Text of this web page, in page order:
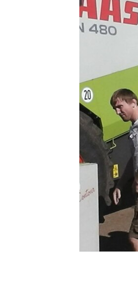
УКРАЇНСЬКА ПРОБЛЕМА КРИМУ